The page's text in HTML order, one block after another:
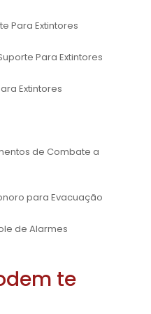
até lojas de
primas,
podem ser fixadas
Esta
de instalação,
das
USAR
PARA
Para Extintores
Para Extintores
Extintores
de Combate a
para Evacuação
de Alarmes
te